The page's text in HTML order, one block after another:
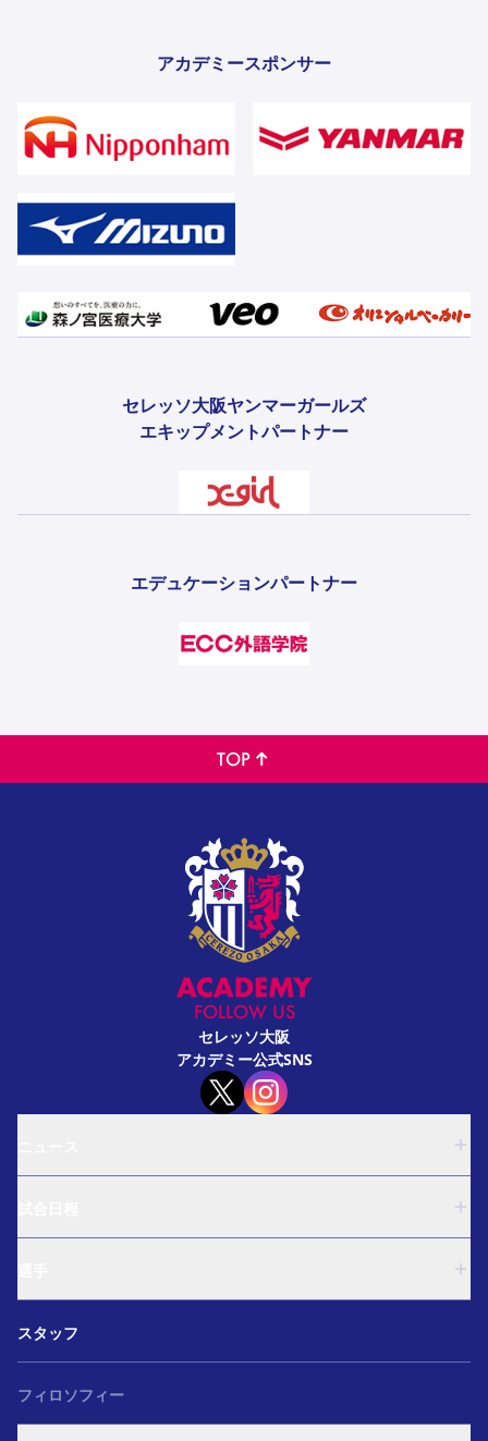
アカデミースポンサー
セレッソ大阪ヤンマーガールズ
エキップメントパートナー
エデュケーションパートナー
TOP
FOLLOW US
セレッソ大阪
アカデミー公式SNS
ガールズU-15
和歌山U-15
ガールズU-15
U-18
和歌山U-15
スタッフ
フィロソフィー